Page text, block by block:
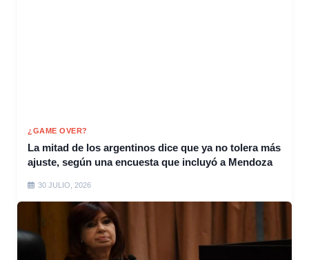
¿GAME OVER?
La mitad de los argentinos dice que ya no tolera más
ajuste, según una encuesta que incluyó a Mendoza
30 JULIO, 2026